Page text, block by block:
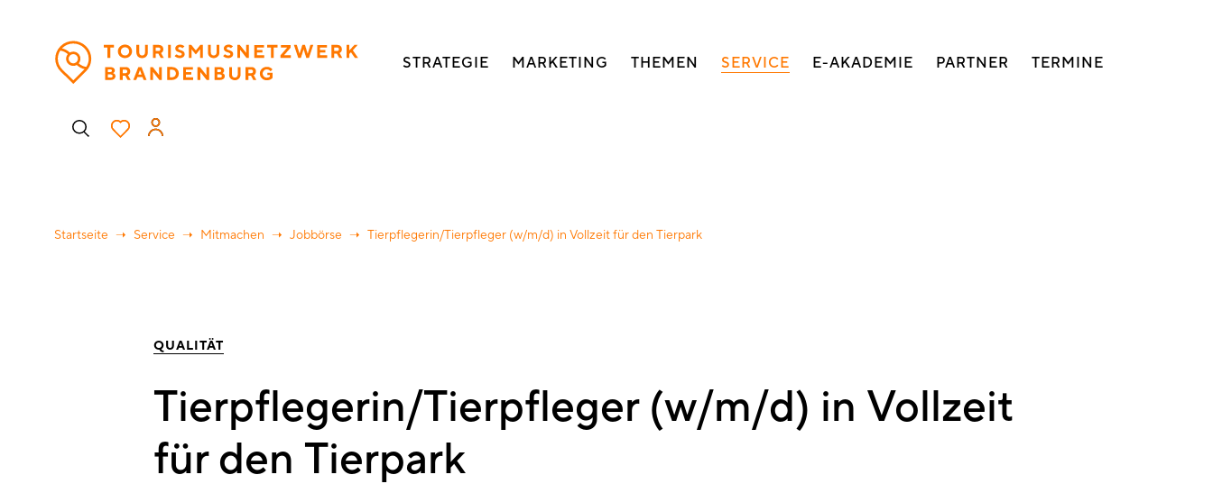
Hauptnavigation
STRATEGIE MARKETING THEMEN SERVICE E-AKADEMIE PARTNER TERMINE
Benutzermenü
Startseite Service Mitmachen Jobbörse Tierpflegerin/Tierpfleger (w/m/d) in Vollzeit für den Tierpark
QUALITÄT
Tierpflegerin/Tierpfleger (w/m/d) in Vollzeit
für den Tierpark